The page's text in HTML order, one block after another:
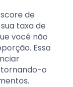
de
taxa de
você não
Essa
o